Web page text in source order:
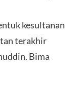
kesultanan
terakhir
Bima